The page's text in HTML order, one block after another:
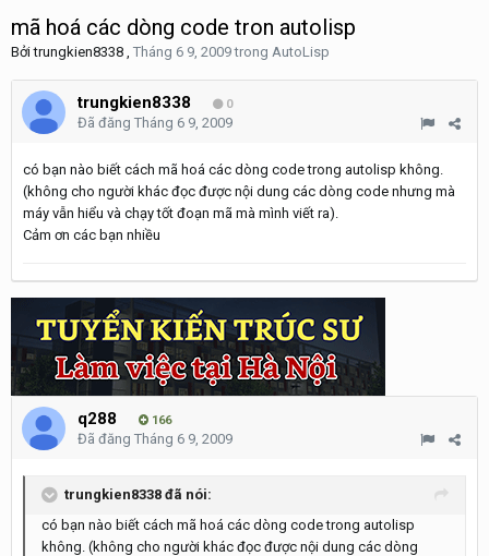
mã hoá các dòng code tron autolisp
Bởitrungkien8338 , Tháng 6 9, 2009trong AutoLisp
trungkien8338 0
Đã đăng Tháng 6 9, 2009
có bạn nào biết cách mã hoá các dòng code trong autolisp không.
(không cho người khác đọc được nội dung các dòng code nhưng mà
máy vẫn hiểu và chạy tốt đoạn mã mà mình viết ra).
Cảm ơn các bạn nhiều
q288 166
Đã đăng Tháng 6 9, 2009
trungkien8338 đã nói:
có bạn nào biết cách mã hoá các dòng code trong autolisp
không. (không cho người khác đọc được nội dung các dòng